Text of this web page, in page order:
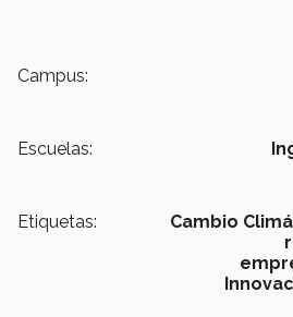
Campus:
Escuelas:
Etiquetas: Cambio